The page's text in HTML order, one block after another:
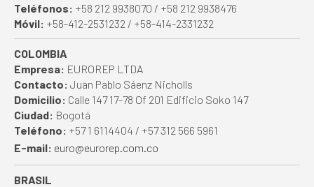
Teléfonos: +58 212 9938070 / +58 212 9938476
Móvil: +58-412-2531232 / +58-414-2331232
COLOMBIA
Empresa: EUROREP LTDA
Contacto: Juan Pablo Sáenz Nicholls
Domicilio: Calle 147 17-78 Of 201 Edificio Soko 147
Ciudad: Bogotá
Teléfono: +57 1 6114404 / +57 312 566 5961
E-mail: euro@eurorep.com.co
BRASIL